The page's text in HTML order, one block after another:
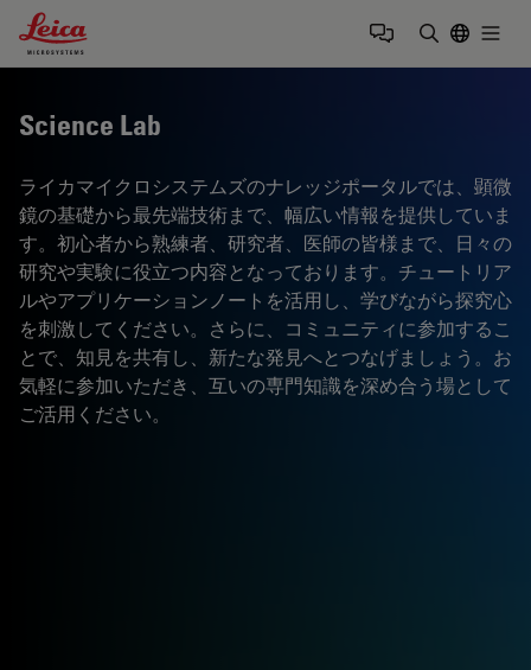
Leica Microsystems Logo
Science Lab
ライカマイクロシステムズのナレッジポータルでは、顕微
鏡の基礎から最先端技術まで、幅広い情報を提供していま
す。初心者から熟練者、研究者、医師の皆様まで、日々の
研究や実験に役立つ内容となっております。チュートリア
ルやアプリケーションノートを活用し、学びながら探究心
を刺激してください。さらに、コミュニティに参加するこ
とで、知見を共有し、新たな発見へとつなげましょう。お
気軽に参加いただき、互いの専門知識を深め合う場として
ご活用ください。